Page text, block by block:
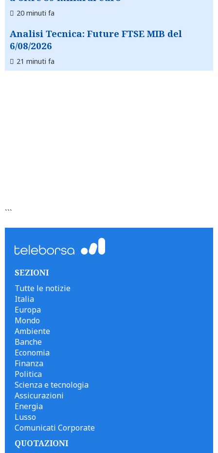
20 minuti fa
Analisi Tecnica: Future FTSE MIB del
6/08/2026
21 minuti fa
```
SEZIONI
Tutte le notizie
Italia
Europa
Mondo
Ambiente
Banche
Economia
Finanza
Politica
Scienza e tecnologia
Assicurazioni
Energia
Lusso
Comunicati Corporate
QUOTAZIONI